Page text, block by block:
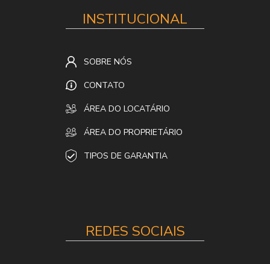
INSTITUCIONAL
SOBRE NÓS
CONTATO
ÁREA DO LOCATÁRIO
ÁREA DO PROPRIETÁRIO
TIPOS DE GARANTIA
REDES SOCIAIS